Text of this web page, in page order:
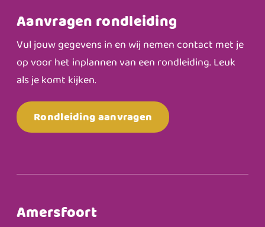
Aanvragen rondleiding
Vul jouw gegevens in en wij nemen contact met je
op voor het inplannen van een rondleiding. Leuk
als je komt kijken.
Rondleiding aanvragen
Amersfoort